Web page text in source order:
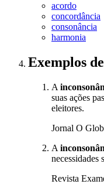
acordo
concordância
consonância
harmonia
Exemplos
A
suas ações
eleitores.
Jornal O
A
necessidades
Revista